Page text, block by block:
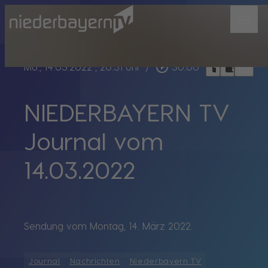
Mo., 14.03.2022, 20:31 Uhr / play_circle_outline 30:00 headphoneschrome_reader_modebookmark_border
NIEDERBAYERN TV
Journal vom
14.03.2022
Sendung vom Montag, 14. März 2022.
Journal Nachrichten Niederbayern TV